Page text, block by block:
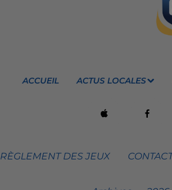
ACCUEIL ACTUS LOCALES
RÈGLEMENT DES JEUX